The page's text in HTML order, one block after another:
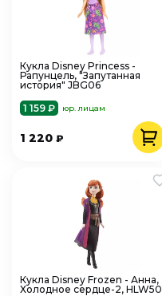
Кукла Disney Princess -
Рапунцель, "Запутанная
история" JBG06
1 159 ₽
юр. лицам
1 220 ₽
Кукла Disney Frozen - Анна,
Холодное сердце-2, HLW50